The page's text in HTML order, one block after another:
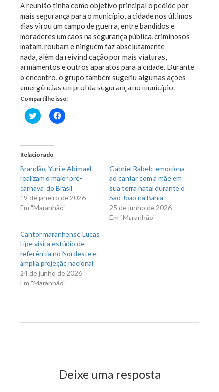
A reunião tinha como objetivo principal o pedido por
mais segurança para o município, a cidade nos últimos
dias virou um campo de guerra, entre bandidos e
moradores um caos na segurança pública, criminosos
matam, roubam e ninguém faz absolutamente
nada, além da reivindicação por mais viaturas,
armamentos e outros aparatos para a cidade. Durante
o encontro, o grupo também sugeriu algumas ações
emergências em prol da segurança no município.
Compartilhe isso:
Clique
para
em
nova
janela)
Clique
para
Relacionado
Brandão, Yuri e Abimael
realizam o maior pré-
carnaval do Brasil
19 de janeiro de 2026
Em "Maranhão"
Gabriel Rabelo emociona
ao cantar com a mãe em
sua terra natal durante o
São João na Bahia
25 de junho de 2026
Em "Maranhão"
Cantor maranhense Lucas
Lipe visita estúdio de
referência no Nordeste e
amplia projeção nacional
24 de junho de 2026
Em "Maranhão"
Deixe uma resposta